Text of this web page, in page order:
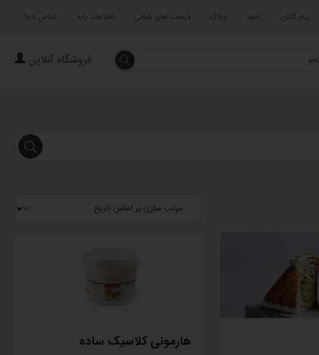
پیام گلنان اخبار وبلاگ فرصت های شغلی اطلاعات پایه تماس با ما
جستجو فروشگاه آنلاین
هارمونی کلاسیک ساده